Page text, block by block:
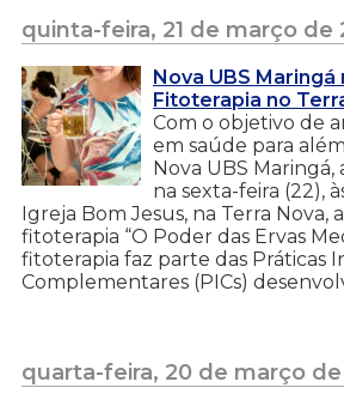
quinta-feira, 21 de março de
Nova UBS
Fitoterapia no
Com o objetivo de
em saúde para
Nova UBS Maringá,
na sexta-feira (22),
Igreja Bom Jesus, na Terra Nova,
fitoterapia “O Poder das Ervas
fitoterapia faz parte das Práticas
Complementares (PICs)
quarta-feira, 20 de março de